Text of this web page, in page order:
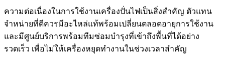
ความต่อเนื่องในการใช้งานเครื่องปั่นไฟเป็นสิ่งสำคัญ ตัวแทน
จำหน่ายที่ดีควรมีอะไหล่แท้พร้อมเปลี่ยนตลอดอายุการใช้งาน
และมีศูนย์บริการพร้อมทีมซ่อมบำรุงที่เข้าถึงพื้นที่ได้อย่าง
รวดเร็ว เพื่อไม่ให้เครื่องหยุดทำงานในช่วงเวลาสำคัญ